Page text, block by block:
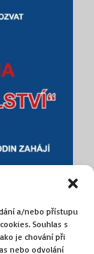
a/nebo přístupu
Souhlas s
je chování při
nebo odvolání